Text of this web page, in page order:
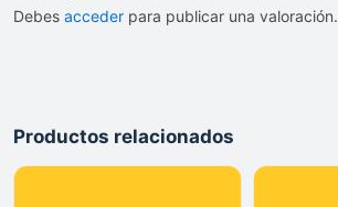
Debes acceder para publicar una valoración.
Productos relacionados